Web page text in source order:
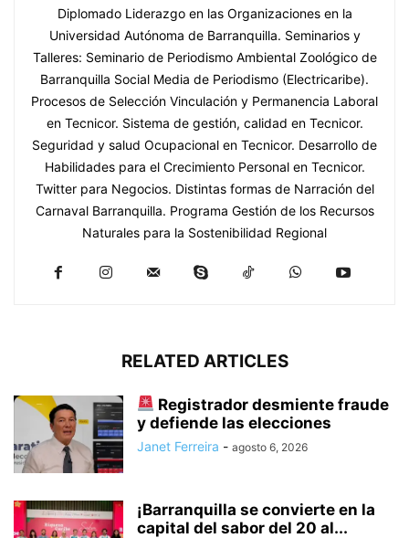
Diplomado Liderazgo en las Organizaciones en la
Universidad Autónoma de Barranquilla. Seminarios y
Talleres: Seminario de Periodismo Ambiental Zoológico de
Barranquilla Social Media de Periodismo (Electricaribe).
Procesos de Selección Vinculación y Permanencia Laboral
en Tecnicor. Sistema de gestión, calidad en Tecnicor.
Seguridad y salud Ocupacional en Tecnicor. Desarrollo de
Habilidades para el Crecimiento Personal en Tecnicor.
Twitter para Negocios. Distintas formas de Narración del
Carnaval Barranquilla. Programa Gestión de los Recursos
Naturales para la Sostenibilidad Regional
RELATED ARTICLES
Registrador desmiente fraude
y defiende las elecciones
Janet Ferreira - agosto 6, 2026
¡Barranquilla se convierte en la
capital del sabor del 20 al...